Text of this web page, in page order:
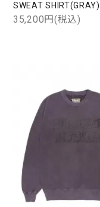
SWEAT
35,200円(税込)